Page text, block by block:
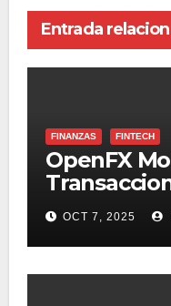
Entrada
FINANZAS FINTECH
OpenFX
OCT 7, 2025